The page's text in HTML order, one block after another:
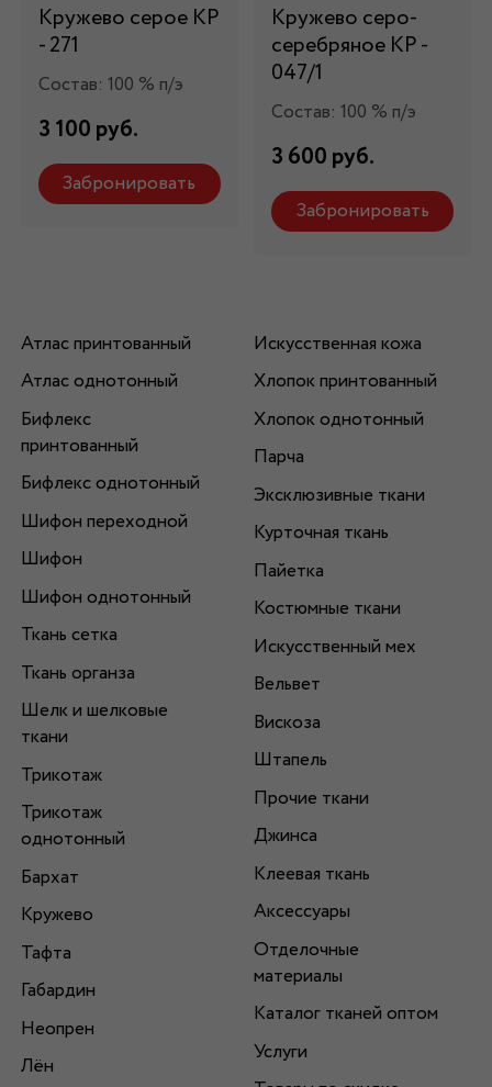
Кружево серое КР
- 271
Состав: 100 % п/э
3 100 руб.
Забронировать
Кружево серо-
серебряное КР -
047/1
Состав: 100 % п/э
3 600 руб.
Забронировать
Атлас принтованный
Атлас однотонный
Бифлекс
принтованный
Бифлекс однотонный
Шифон переходной
Шифон
Шифон однотонный
Ткань сетка
Ткань органза
Шелк и шелковые
ткани
Трикотаж
Трикотаж
однотонный
Бархат
Кружево
Тафта
Габардин
Неопрен
Лён
Искусственная кожа
Хлопок принтованный
Хлопок однотонный
Парча
Эксклюзивные ткани
Курточная ткань
Пайетка
Костюмные ткани
Искусственный мех
Вельвет
Вискоза
Штапель
Прочие ткани
Джинса
Клеевая ткань
Аксессуары
Отделочные
материалы
Каталог тканей оптом
Услуги